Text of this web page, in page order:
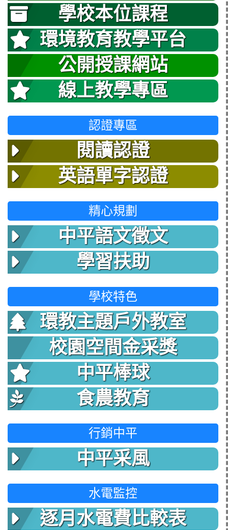
學校本位課程
環境教育教學平台
公開授課網站
線上教學專區
認證專區
閱讀認證
英語單字認證
精心規劃
中平語文徵文
學習扶助
學校特色
環教主題戶外教室
校園空間金采獎
中平棒球
食農教育
行銷中平
中平采風
水電監控
逐月水電費比較表